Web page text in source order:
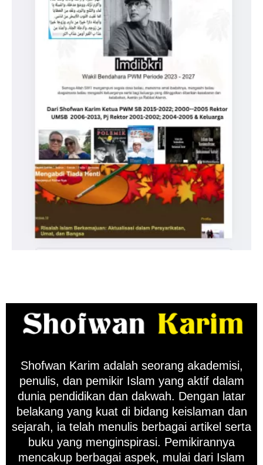
Shofwan Karim adalah seorang akademisi,
penulis, dan pemikir Islam yang aktif dalam
dunia pendidikan dan dakwah. Dengan latar
belakang yang kuat di bidang keislaman dan
sejarah, ia telah menulis berbagai artikel serta
buku yang menginspirasi. Pemikirannya
mencakup berbagai aspek, mulai dari Islam